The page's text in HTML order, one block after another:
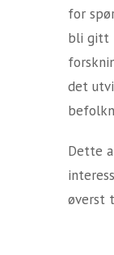
for
bli gitt
det
Dette
øverst